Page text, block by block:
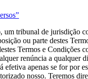
um tribunal de jurisdição
ou parte destes
Termos e Condições
renúncia a qualquer
efetiva apenas se for por
nosso. Teremos